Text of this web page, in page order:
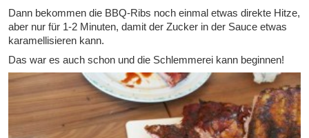
Dann bekommen die BBQ-Ribs noch einmal etwas direkte Hitze,
aber nur für 1-2 Minuten, damit der Zucker in der Sauce etwas
karamellisieren kann.
Das war es auch schon und die Schlemmerei kann beginnen!